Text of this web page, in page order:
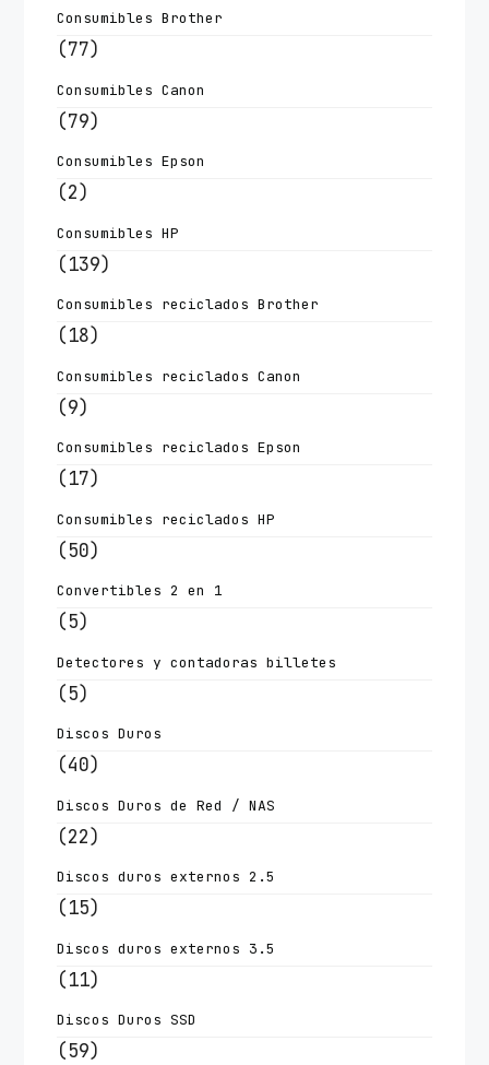
Consumibles Brother
(77)
Consumibles Canon
(79)
Consumibles Epson
(2)
Consumibles HP
(139)
Consumibles reciclados Brother
(18)
Consumibles reciclados Canon
(9)
Consumibles reciclados Epson
(17)
Consumibles reciclados HP
(50)
Convertibles 2 en 1
(5)
Detectores y contadoras billetes
(5)
Discos Duros
(40)
Discos Duros de Red / NAS
(22)
Discos duros externos 2.5
(15)
Discos duros externos 3.5
(11)
Discos Duros SSD
(59)